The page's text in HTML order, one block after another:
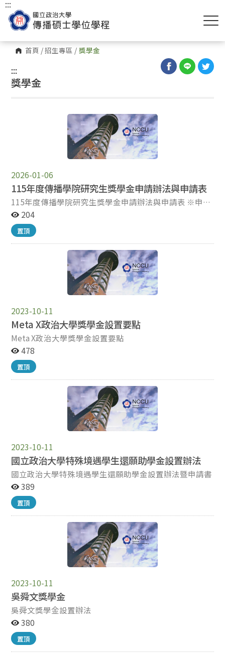
首頁 /招生專區 / 獎學金
:::
:::
獎學金
2026-01-06
115年度傳播學院研究生獎學金申請辦法與申請表
115年度傳播學院研究生獎學金申請辦法與申請表 ※申請
說明：本獎學金為一學年受理一次，每學年下學期公告受
理。 一、申請資料：將下列應備書面文件各乙份（簡單以
訂書針裝訂且依序排列）交至研究部。逾期或資料不齊
者，恕不受理。 （一）申請表。 （二）前一學期成績單
正本，未附者不予計分。 （三）學術表現及參與院系活動
之佐證資料，未附者不予計分。 二、紙本收件時間：即日
起至115年5月11日（星期一）中午12:00前，收件地點：
傳播學院一樓研究部310108室。 三、獎學金名額與金
四、聯絡人：研究部劉正華助教，電話：02-29387123；
電子信箱：alladin@nccu.edu.tw
204
置頂
2023-10-11
Meta X政治大學獎學金設置要點
Meta X政治大學獎學金設置要點
478
置頂
2023-10-11
國立政治大學特殊境遇學生還願助學金設置辦法
國立政治大學特殊境遇學生還願助學金設置辦法暨申請書
389
置頂
2023-10-11
吳舜文獎學金
吳舜文獎學金設置辦法
380
置頂